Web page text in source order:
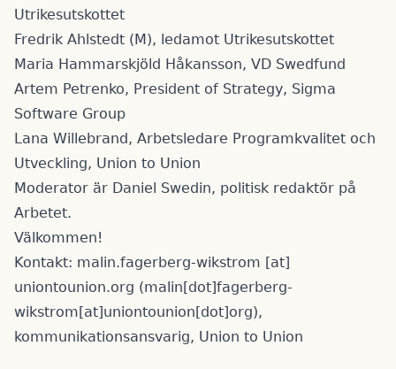
Utrikesutskottet
Fredrik Ahlstedt (M), ledamot Utrikesutskottet
Maria Hammarskjöld Håkansson, VD Swedfund
Artem Petrenko, President of Strategy, Sigma
Software Group
Lana Willebrand, Arbetsledare Programkvalitet och
Utveckling, Union to Union
Moderator är Daniel Swedin, politisk redaktör på
Arbetet.
Välkommen!
Kontakt: malin.fagerberg-wikstrom [at]
uniontounion.org (malin[dot]fagerberg-
wikstrom[at]uniontounion[dot]org),
kommunikationsansvarig, Union to Union